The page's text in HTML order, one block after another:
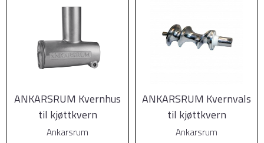
ANKARSRUM Kvernhus
til kjøttkvern
Ankarsrum
ANKARSRUM Kvernvals
til kjøttkvern
Ankarsrum